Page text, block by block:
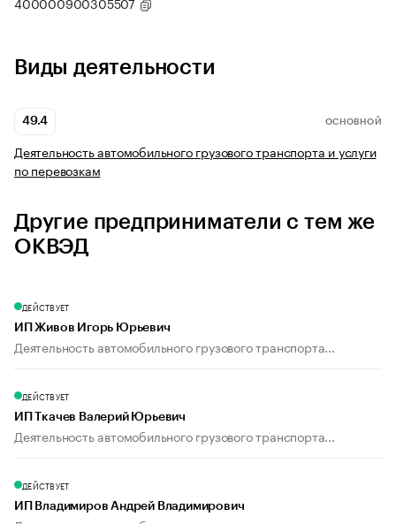
Виды деятельности
49.4 ОСНОВНОЙ
Деятельность автомобильного грузового транспорта и услуги
по перевозкам
Другие предприниматели с тем же
ОКВЭД
ДЕЙСТВУЕТ
ИП Живов Игорь Юрьевич
Деятельность автомобильного грузового транспорта...
ДЕЙСТВУЕТ
ИП Ткачев Валерий Юрьевич
Деятельность автомобильного грузового транспорта...
ДЕЙСТВУЕТ
ИП Владимиров Андрей Владимирович